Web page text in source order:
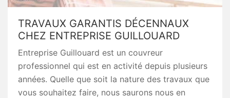
TRAVAUX GARANTIS DÉCENNAUX
CHEZ ENTREPRISE GUILLOUARD
Entreprise Guillouard est un couvreur
professionnel qui est en activité depuis plusieurs
années. Quelle que soit la nature des travaux que
vous souhaitez faire, nous saurons nous en